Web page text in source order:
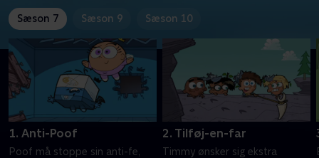
Sæson 7 Sæson 9 Sæson 10
1. Anti-Poof
Poof må stoppe sin anti-fe,
2. Tilføj-en-far
Timmy ønsker sig ekstra